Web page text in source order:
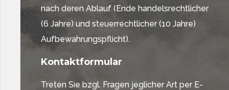
nach deren Ablauf (Ende handelsrechtlicher
(6 Jahre) und steuerrechtlicher (10 Jahre)
Aufbewahrungspflicht).
Kontaktformular
Treten Sie bzgl. Fragen jeglicher Art per E-